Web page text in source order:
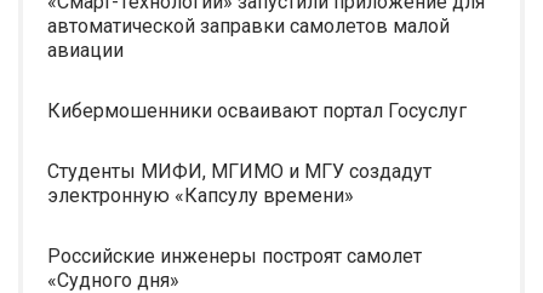
автоматической заправки самолетов малой
авиации
Кибермошенники осваивают портал Госуслуг
Студенты МИФИ, МГИМО и МГУ создадут
электронную «Капсулу времени»
Российские инженеры построят самолет
«Судного дня»